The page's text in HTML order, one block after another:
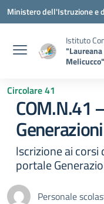
Vai ai contenuti
Vai al menu di navigazione
Vai al footer
Ministero dell'Istruzione e
Istituto
Melicucco"
Circolare 41
COM.N.41
lscrizione ai
portale
Personale